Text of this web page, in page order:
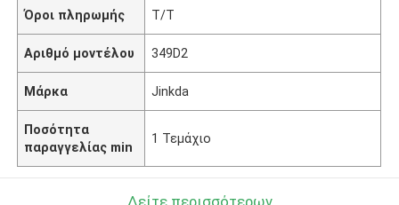
Όροι πληρωμής T/T
Αριθμό μοντέλου 349D2
Μάρκα Jinkda
Ποσότητα
παραγγελίας min
1 Τεμάχιο
Δείτε περισσότερων